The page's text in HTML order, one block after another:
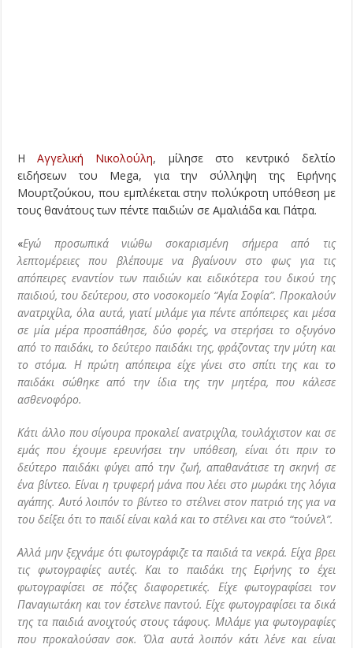
ΗΑγγελική Νικολούλη, μίλησε στο κεντρικό δελτίο
ειδήσεων του Mega, για την σύλληψη της Ειρήνης
Μουρτζούκου, που εμπλέκεται στην πολύκροτη υπόθεση με
τους θανάτους των πέντε παιδιών σε Αμαλιάδα και Πάτρα.
«Εγώ προσωπικά νιώθω σοκαρισμένη σήμερα από τις
λεπτομέρειες που βλέπουμε να βγαίνουν στο φως για τις
απόπειρες εναντίον των παιδιών και ειδικότερα του δικού της
παιδιού, του δεύτερου, στο νοσοκομείο “Αγία Σοφία”. Προκαλούν
ανατριχίλα, όλα αυτά, γιατί μιλάμε για πέντε απόπειρες και μέσα
σε μία μέρα προσπάθησε, δύο φορές, να στερήσει το οξυγόνο
από το παιδάκι, το δεύτερο παιδάκι της, φράζοντας την μύτη και
το στόμα. Η πρώτη απόπειρα είχε γίνει στο σπίτι της και το
παιδάκι σώθηκε από την ίδια της την μητέρα, που κάλεσε
ασθενοφόρο.
Κάτι άλλο που σίγουρα προκαλεί ανατριχίλα, τουλάχιστον και σε
εμάς που έχουμε ερευνήσει την υπόθεση, είναι ότι πριν το
δεύτερο παιδάκι φύγει από την ζωή, απαθανάτισε τη σκηνή σε
ένα βίντεο. Είναι η τρυφερή μάνα που λέει στο μωράκι της λόγια
αγάπης. Αυτό λοιπόν το βίντεο το στέλνει στον πατριό της για να
του δείξει ότι το παιδί είναι καλά και το στέλνει και στο “τούνελ”.
Αλλά μην ξεχνάμε ότι φωτογράφιζε τα παιδιά τα νεκρά. Είχα βρει
τις φωτογραφίες αυτές. Και το παιδάκι της Ειρήνης το έχει
φωτογραφίσει σε πόζες διαφορετικές. Είχε φωτογραφίσει τον
Παναγιωτάκη και τον έστελνε παντού. Είχε φωτογραφίσει τα δικά
της τα παιδιά ανοιχτούς στους τάφους. Μιλάμε για φωτογραφίες
που προκαλούσαν σοκ. Όλα αυτά λοιπόν κάτι λένε και είναι